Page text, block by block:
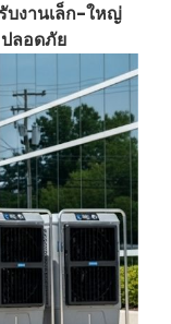
บงานเล็ก-ใหญ่
ลอดภัย